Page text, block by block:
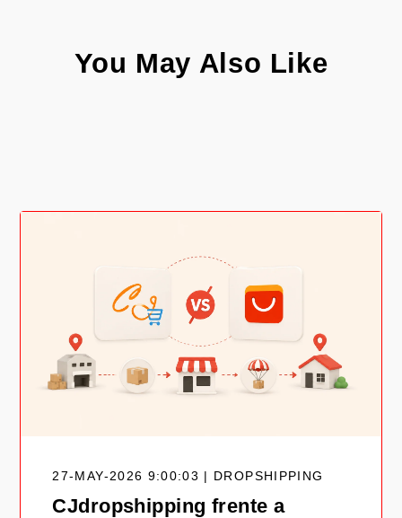
You May Also Like
27-MAY-2026 9:00:03 | DROPSHIPPING
CJdropshipping frente a